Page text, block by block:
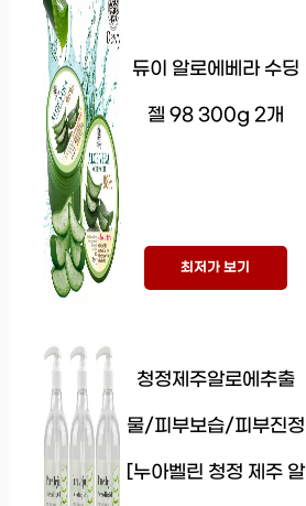
듀이 알로에베라 수딩
젤 98 300g 2개
최저가 보기
청정제주알로에추출
물/피부보습/피부진정
[누아벨린 청정 제주 알